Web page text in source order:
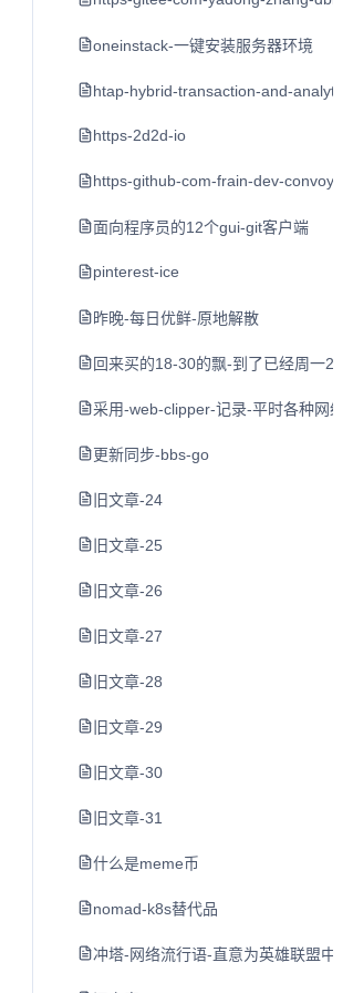
oneinstack-一键安装服务器环境
htap-hybrid-transaction-and-
https-2d2d-io
https-github-com-frain-dev-convoy
面向程序员的12个gui-git客户端
pinterest-ice
昨晚-每日优鲜-原地解散
回来买的18-30的飘-到了已经周一2点
采用-web-clipper-记录-平时各种网络
更新同步-bbs-go
旧文章-24
旧文章-25
旧文章-26
旧文章-27
旧文章-28
旧文章-29
旧文章-30
旧文章-31
什么是meme币
nomad-k8s替代品
冲塔-网络流行语-直意为英雄联盟中